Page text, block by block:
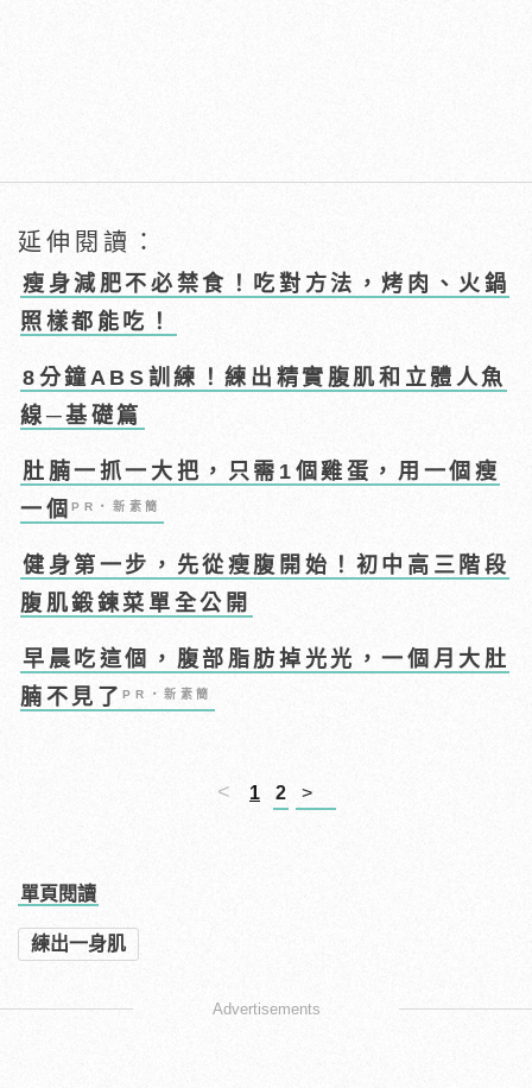
延伸閱讀：
瘦身減肥不必禁食！吃對方法，烤肉、火鍋
照樣都能吃！
8分鐘ABS訓練！練出精實腹肌和立體人魚
線─基礎篇
肚腩一抓一大把，只需1個雞蛋，用一個瘦
一個PR・新素簡
健身第一步，先從瘦腹開始！初中高三階段
腹肌鍛鍊菜單全公開
早晨吃這個，腹部脂肪掉光光，一個月大肚
腩不見了PR・新素簡
< 1 2 >
單頁閱讀
練出一身肌
Advertisements